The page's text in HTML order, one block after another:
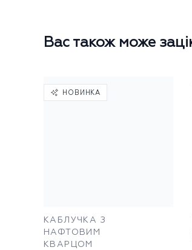
Вас також може
НОВИНКА
КАБЛУЧКА З
НАФТОВИМ
КВАРЦОМ